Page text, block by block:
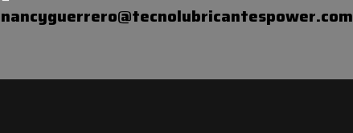
nancyguerrero@tecnolubricantespower.com